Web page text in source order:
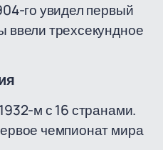
го увидел первый
трехсекундное
м с 16 странами.
чемпионат мира